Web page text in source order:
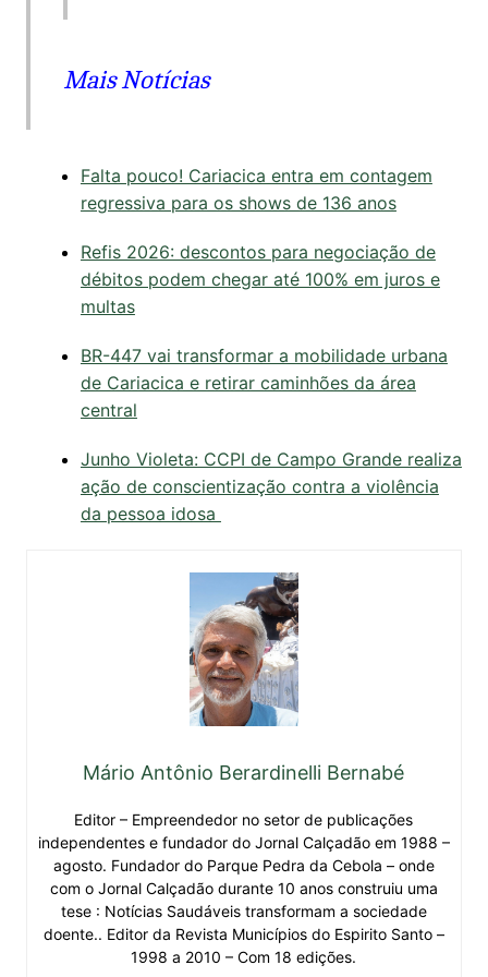
Mais Notícias
Falta pouco! Cariacica entra em contagem
regressiva para os shows de 136 anos
Refis 2026: descontos para negociação de
débitos podem chegar até 100% em juros e
multas
BR-447 vai transformar a mobilidade urbana
de Cariacica e retirar caminhões da área
central
Junho Violeta: CCPI de Campo Grande realiza
ação de conscientização contra a violência
da pessoa idosa
Mário Antônio Berardinelli Bernabé
Editor – Empreendedor no setor de publicações
independentes e fundador do Jornal Calçadão em 1988 –
agosto. Fundador do Parque Pedra da Cebola – onde
com o Jornal Calçadão durante 10 anos construiu uma
tese : Notícias Saudáveis transformam a sociedade
doente.. Editor da Revista Municípios do Espirito Santo –
1998 a 2010 – Com 18 edições.